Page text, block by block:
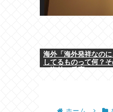
海外「海外発祥なの
してるものって何？